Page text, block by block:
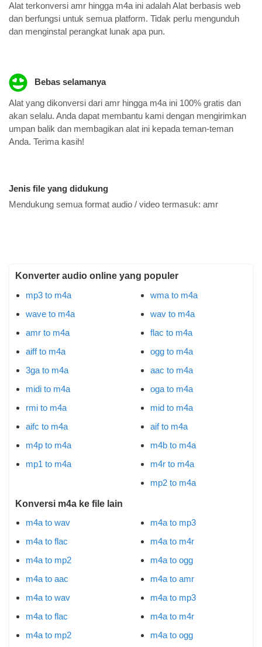
Alat terkonversi amr hingga m4a ini adalah Alat berbasis web
dan berfungsi untuk semua platform. Tidak perlu mengunduh
dan menginstal perangkat lunak apa pun.
Bebas selamanya
Alat yang dikonversi dari amr hingga m4a ini 100% gratis dan
akan selalu. Anda dapat membantu kami dengan mengirimkan
umpan balik dan membagikan alat ini kepada teman-teman
Anda. Terima kasih!
Jenis file yang didukung
Mendukung semua format audio / video termasuk: amr
Konverter audio online yang populer
mp3 to m4a
wave to m4a
amr to m4a
aiff to m4a
3ga to m4a
midi to m4a
rmi to m4a
aifc to m4a
m4p to m4a
mp1 to m4a
wma to m4a
wav to m4a
flac to m4a
ogg to m4a
aac to m4a
oga to m4a
mid to m4a
aif to m4a
m4b to m4a
m4r to m4a
mp2 to m4a
Konversi m4a ke file lain
m4a to wav
m4a to flac
m4a to mp2
m4a to aac
m4a to wav
m4a to flac
m4a to mp2
m4a to mp3
m4a to m4r
m4a to ogg
m4a to amr
m4a to mp3
m4a to m4r
m4a to ogg